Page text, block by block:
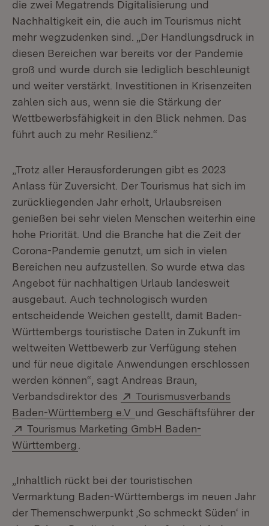
die zwei Megatrends Digitalisierung und
Nachhaltigkeit ein, die auch im Tourismus nicht
mehr wegzudenken sind. „Der Handlungsdruck in
diesen Bereichen war bereits vor der Pandemie
groß und wurde durch sie lediglich beschleunigt
und weiter verstärkt. Investitionen in Krisenzeiten
zahlen sich aus, wenn sie die Stärkung der
Wettbewerbsfähigkeit in den Blick nehmen. Das
führt auch zu mehr Resilienz.“
„Trotz aller Herausforderungen gibt es 2023
Anlass für Zuversicht. Der Tourismus hat sich im
zurückliegenden Jahr erholt, Urlaubsreisen
genießen bei sehr vielen Menschen weiterhin eine
hohe Priorität. Und die Branche hat die Zeit der
Corona-Pandemie genutzt, um sich in vielen
Bereichen neu aufzustellen. So wurde etwa das
Angebot für nachhaltigen Urlaub landesweit
ausgebaut. Auch technologisch wurden
entscheidende Weichen gestellt, damit Baden-
Württembergs touristische Daten in Zukunft im
weltweiten Wettbewerb zur Verfügung stehen
und für neue digitale Anwendungen erschlossen
werden können“, sagt Andreas Braun,
Verbandsdirektor des
Extern:
Tourismusverbands
Baden-Württemberg e.V (Öffnet in neuem Fenster)
und Geschäftsführer der
Extern:
Tourismus Marketing GmbH Baden-
Württemberg
„Inhaltlich rückt bei der touristischen
Vermarktung Baden-Württembergs im neuen Jahr
der Themenschwerpunkt ‚So schmeckt Süden‘ in